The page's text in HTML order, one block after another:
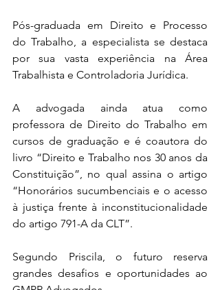
Pós-graduada em Direito e Processo
do Trabalho, a especialista se destaca
por sua vasta experiência na Área
Trabalhista e Controladoria Jurídica.
A advogada ainda atua como
professora de Direito do Trabalho em
cursos de graduação e é coautora do
livro “Direito e Trabalho nos 30 anos da
Constituição”, no qual assina o artigo
“Honorários sucumbenciais e o acesso
à justiça frente à inconstitucionalidade
do artigo 791-A da CLT”.
Segundo Priscila, o futuro reserva
grandes desafios e oportunidades ao